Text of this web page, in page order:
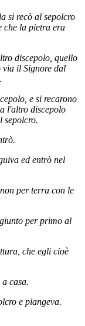
si recò al sepolcro
che la pietra era
discepolo, quello
via il Signore dal
e si recarono
l'altro discepolo
sepolcro.
ed entrò nel
per terra con le
per primo al
che egli cioè
casa.
e piangeva.